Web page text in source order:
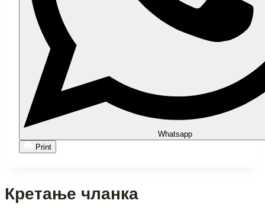
Whatsapp
Print
Кретање чланка